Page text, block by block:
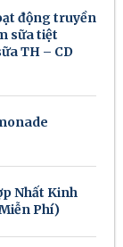
động truyền
sữa tiệt
TH – CD
Nhất Kinh
Phí)